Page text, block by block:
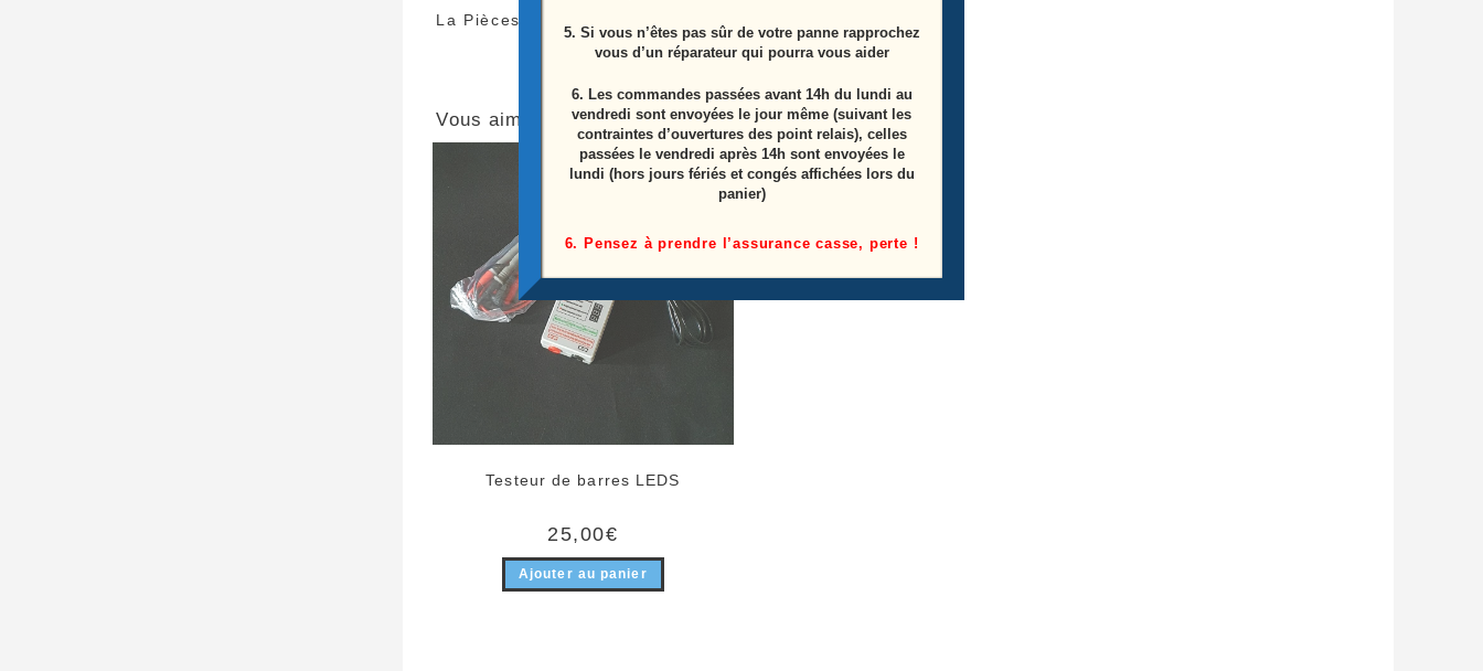
La Pièces Proviens D’une Télé Écran Casser
Vous aimerez peut-être aussi…
Testeur de barres LEDS
25,00€
Ajouter au panier
5. Si vous n’êtes pas sûr de votre panne rapprochez
vous d’un réparateur qui pourra vous aider
6. Les commandes passées avant 14h du lundi au
vendredi sont envoyées le jour même (suivant les
contraintes d’ouvertures des point relais), celles
passées le vendredi après 14h sont envoyées le
lundi (hors jours fériés et congés affichées lors du
panier)
6. Pensez à prendre l’assurance casse, perte !